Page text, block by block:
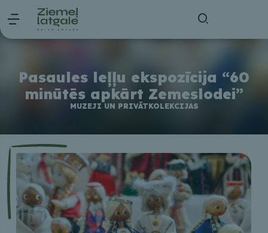
Pasaules leļļu ekspozīcija “60
minūtēs apkārt Zemeslodei”
MUZEJI UN PRIVĀTKOLEKCIJAS